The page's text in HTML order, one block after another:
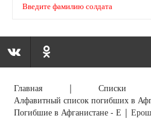
Главная |Списки
Алфавитный список погибших в
Погибшие в Афганистане - Е |